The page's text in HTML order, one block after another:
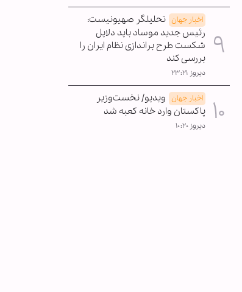
اخبار جهان تحلیلگر صهیونیست:
رئیس جدید موساد باید دلایل
شکست طرح براندازی نظام ایران را
بررسی کند
دیروز ۲۳:۲۱
اخبار جهان ویدیو/ نخست‌وزیر
پاکستان وارد خانه کعبه شد
دیروز ۱۰:۲۰